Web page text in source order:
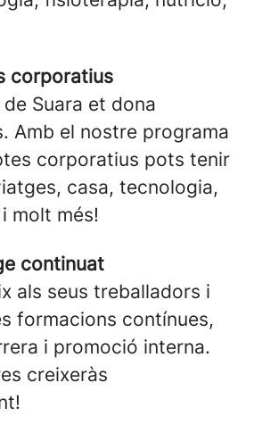
corporatius
Suara et dona
Amb el nostre programa
corporatius pots tenir
casa, tecnologia,
molt més!
continuat
als seus treballadors i
formacions contínues,
i promoció interna.
creixeràs